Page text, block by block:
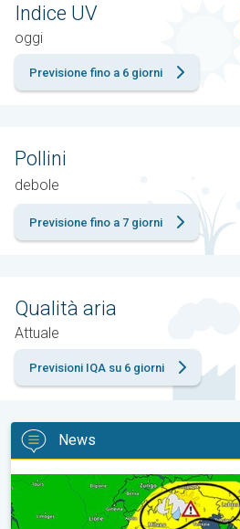
Indice UV
oggi
Previsione fino a 6 giorni
Pollini
debole
Previsione fino a 7 giorni
Qualità aria
Attuale
Previsioni IQA su 6 giorni
News
Esplodono i temporali di calore tra